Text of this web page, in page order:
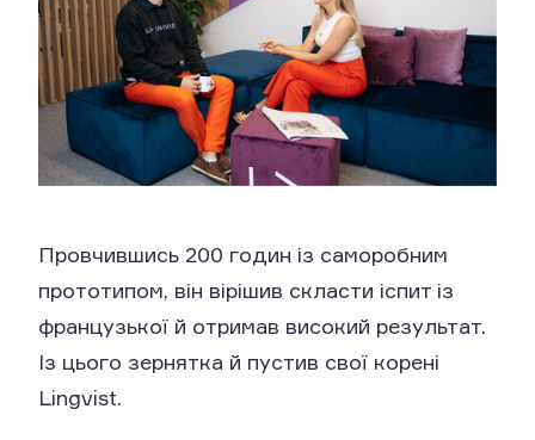
Провчившись 200 годин із саморобним
прототипом, він вірішив скласти іспит із
французької й отримав високий результат.
Із цього зернятка й пустив свої корені
Lingvist.